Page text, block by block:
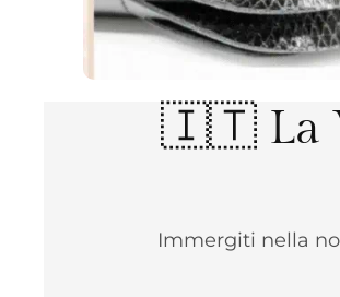
🇮🇹 La
Immergiti nella